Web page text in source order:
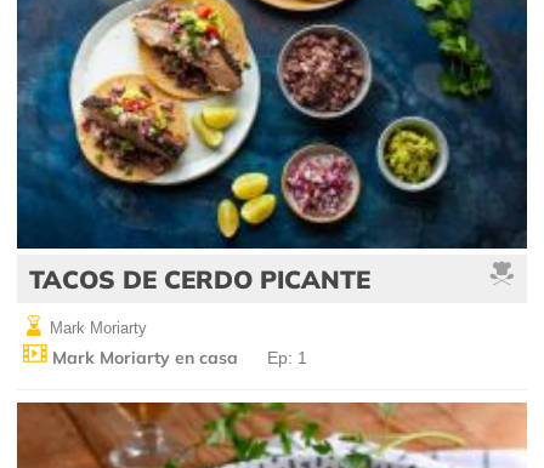
TACOS DE CERDO PICANTE
Mark Moriarty
Mark Moriarty en casa Ep: 1